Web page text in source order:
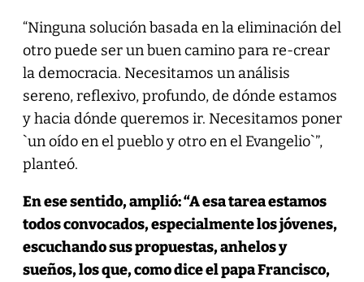
“Ninguna solución basada en la eliminación del
otro puede ser un buen camino para re-crear
la democracia. Necesitamos un análisis
sereno, reflexivo, profundo, de dónde estamos
y hacia dónde queremos ir. Necesitamos poner
`un oído en el pueblo y otro en el Evangelio`”,
planteó.
En ese sentido, amplió: “A esa tarea estamos
todos convocados, especialmente los jóvenes,
escuchando sus propuestas, anhelos y
sueños, los que, como dice el papa Francisco,